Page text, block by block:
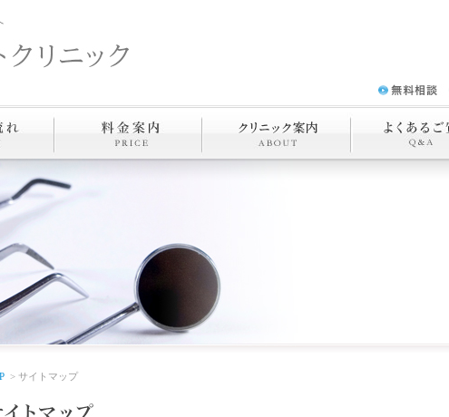
> サイトマップ